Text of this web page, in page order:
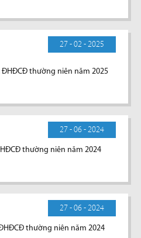
27 - 02 - 2025
thường niên năm 2025
27 - 06 - 2024
thường niên năm 2024
27 - 06 - 2024
thường niên năm 2024